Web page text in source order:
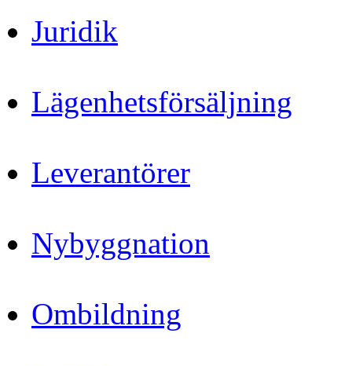
Juridik
Lägenhetsförsäljning
Leverantörer
Nybyggnation
Ombildning